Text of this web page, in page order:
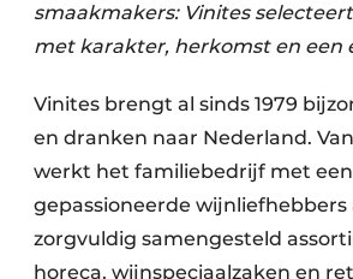
smaakmakers: Vinites
met karakter, herkomst en een
Vinites brengt al sinds 1979
en dranken naar Nederland.
werkt het familiebedrijf met
gepassioneerde wijnliefhebbers
zorgvuldig samengesteld
horeca, wijnspeciaalzaken en